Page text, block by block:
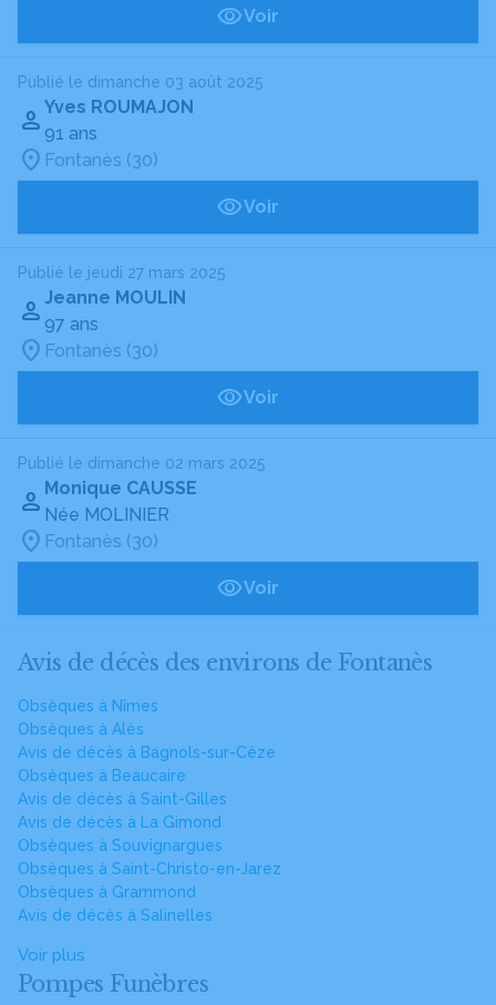
Voir
Publié le dimanche 03 août 2025
Yves ROUMAJON
91 ans
Fontanès (30)
Voir
Publié le jeudi 27 mars 2025
Jeanne MOULIN
97 ans
Fontanès (30)
Voir
Publié le dimanche 02 mars 2025
Monique CAUSSE
Née MOLINIER
Fontanès (30)
Voir
Avis de décès des environs de Fontanès
Obsèques à Nîmes
Obsèques à Alès
Avis de décès à Bagnols-sur-Cèze
Obsèques à Beaucaire
Avis de décès à Saint-Gilles
Avis de décès à La Gimond
Obsèques à Souvignargues
Obsèques à Saint-Christo-en-Jarez
Obsèques à Grammond
Avis de décès à Salinelles
Voir plus
Pompes Funèbres